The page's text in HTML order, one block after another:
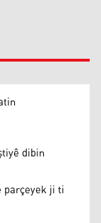
dibin
parçeyek ji ti